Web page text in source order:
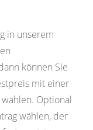
in unserem
können Sie
mit einer
Optional
wählen, der